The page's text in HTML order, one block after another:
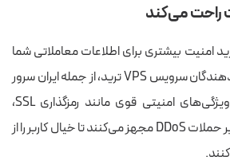
راحت می‌کند
امنیت بیشتری برای اطلاعات معاملاتی شما
فراهم می کند. اکثر ارائه دهندگان سرویس VPS ترید، از جمله ایران سرور
سرویس‌های خود را با ویژگی‌های امنیتی قوی مانند رمزگذاری SSL،
فایروال و محافظت در برابر حملات DDoS مجهز می‌کنند تا خیال کاربر را از